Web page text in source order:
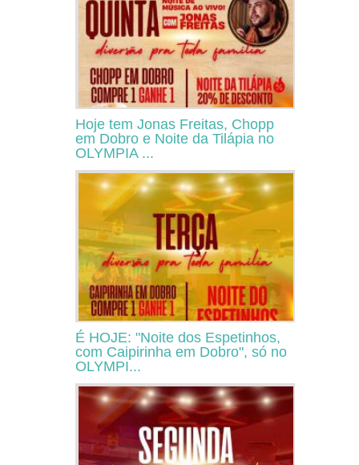
Hoje tem Jonas Freitas, Chopp
em Dobro e Noite da Tilápia no
OLYMPIA ...
É HOJE: "Noite dos Espetinhos,
com Caipirinha em Dobro", só no
OLYMPI...